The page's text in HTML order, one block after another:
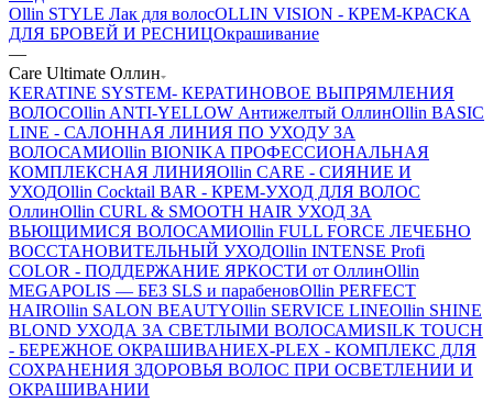
Ollin STYLE Лак для волосOLLIN VISION - КРЕМ-КРАСКА
ДЛЯ БРОВЕЙ И РЕСНИЦОкрашивание
—
Care Ultimate Оллин
KERATINE SYSTEM- КЕРАТИНОВОЕ ВЫПРЯМЛЕНИЯ
ВОЛОСOllin ANTI-YELLOW Антижелтый ОллинOllin BASIC
LINE - САЛОННАЯ ЛИНИЯ ПО УХОДУ ЗА
ВОЛОСАМИOllin BIONIKA ПРОФЕССИОНАЛЬНАЯ
КОМПЛЕКСНАЯ ЛИНИЯOllin CARE - СИЯНИЕ И
УХОДOllin Cocktail BAR - КРЕМ-УХОД ДЛЯ ВОЛОС
ОллинOllin CURL & SMOOTH HAIR УХОД ЗА
ВЬЮЩИМИСЯ ВОЛОСАМИOllin FULL FORCE ЛЕЧЕБНО
ВОССТАНОВИТЕЛЬНЫЙ УХОДOllin INTENSE Profi
COLOR - ПОДДЕРЖАНИЕ ЯРКОСТИ от ОллинOllin
MEGAPOLIS — БЕЗ SLS и парабеновOllin PERFECT
HAIROllin SALON BEAUTYOllin SERVICE LINEOllin SHINE
BLOND УХОДА ЗА СВЕТЛЫМИ ВОЛОСАМИSILK TOUCH
- БЕРЕЖНОЕ ОКРАШИВАНИЕX-PLEX - КОМПЛЕКС ДЛЯ
СОХРАНЕНИЯ ЗДОРОВЬЯ ВОЛОС ПРИ ОСВЕТЛЕНИИ И
ОКРАШИВАНИИ